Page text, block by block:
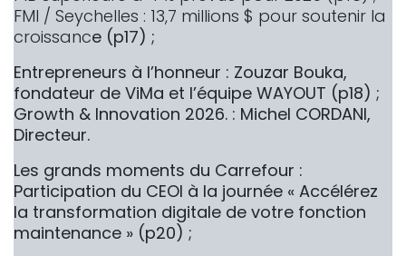
FMI / Seychelles : 13,7 millions $ pour soutenir la
croissance (p17) ;
Entrepreneurs à l’honneur : Zouzar Bouka,
fondateur de ViMa et l’équipe WAYOUT (p18) ;
Growth & Innovation 2026. : Michel CORDANI,
Directeur.
Les grands moments du Carrefour :
Participation du CEOI à la journée « Accélérez
la transformation digitale de votre fonction
maintenance » (p20) ;